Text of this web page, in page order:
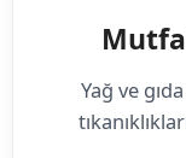
Yağ ve